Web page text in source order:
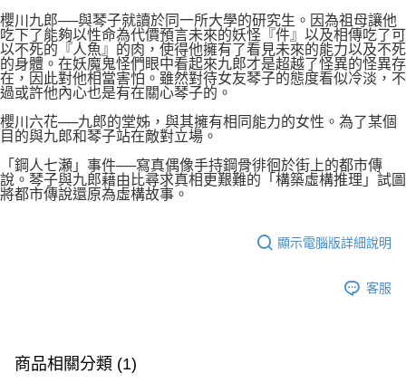
櫻川九郎──與琴子就讀於同一所大學的研究生。因為祖母讓他
吃下了能夠以性命為代價預言未來的妖怪『件』以及相傳吃了可
以不死的『人魚』的肉，使得他擁有了看見未來的能力以及不死
的身體。在妖魔鬼怪們眼中看起來九郎才是超越了怪異的怪異存
在，因此對他相當害怕。雖然對待女友琴子的態度看似冷淡，不
過或許他內心也是有在關心琴子的。
櫻川六花──九郎的堂姊，與其擁有相同能力的女性。為了某個
目的與九郎和琴子站在敵對立場。
「鋼人七瀬」事件──寫真偶像手持鋼骨徘徊於街上的都市傳
說。琴子與九郎藉由比尋求真相更艱難的「構築虛構推理」試圖
將都市傳說還原為虛構故事。
顯示電腦版詳細說明
客服
商品相關分類 (1)